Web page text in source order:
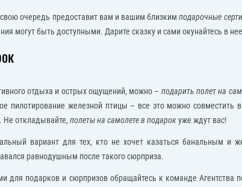
очередь предоставит вам и вашим близкимподарочные
могут быть доступными. Дарите сказку и сами окунайтесь в
отдыха и острых ощущений, можно – подарить полет на
пилотирование железной птицы – все это можно совместить
Не откладывайте, полеты на самолете в подарокуже ждут вас!
вариант для тех, кто не хочет казаться банальным и
равнодушным после такого сюрприза.
подарков и сюрпризов обращайтесь к команде Агентства